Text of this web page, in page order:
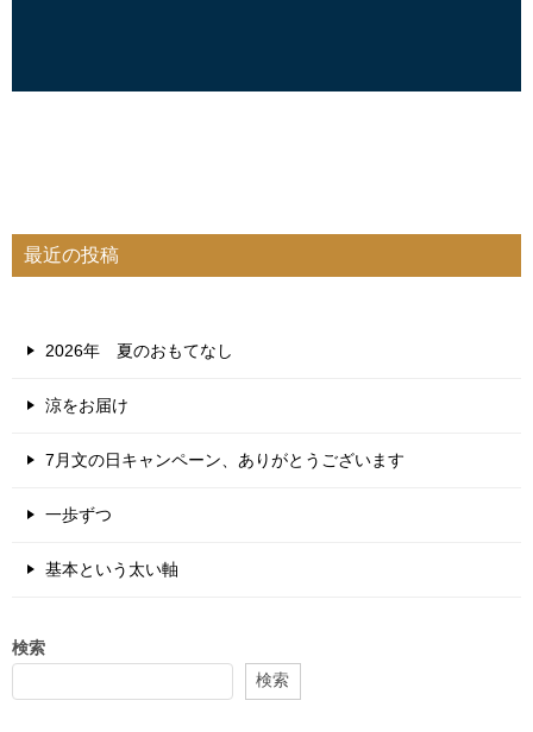
最近の投稿
2026年 夏のおもてなし
涼をお届け
7月文の日キャンペーン、ありがとうございます
一歩ずつ
基本という太い軸
検索
検索